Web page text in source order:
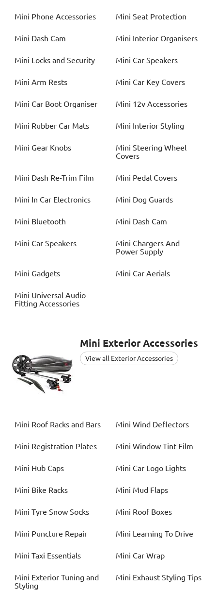
Mini Phone Accessories Mini Seat Protection
Mini Dash Cam Mini Interior Organisers
Mini Locks and Security Mini Car Speakers
Mini Arm Rests Mini Car Key Covers
Mini Car Boot Organiser Mini 12v Accessories
Mini Rubber Car Mats Mini Interior Styling
Mini Gear Knobs Mini Steering Wheel
Covers
Mini Dash Re-Trim Film Mini Pedal Covers
Mini In Car Electronics Mini Dog Guards
Mini Bluetooth Mini Dash Cam
Mini Car Speakers Mini Chargers And
Power Supply
Mini Gadgets Mini Car Aerials
Mini Universal Audio
Fitting Accessories
Mini Exterior Accessories
View all Exterior Accessories
Mini Roof Racks and Bars Mini Wind Deflectors
Mini Registration Plates Mini Window Tint Film
Mini Hub Caps Mini Car Logo Lights
Mini Bike Racks Mini Mud Flaps
Mini Tyre Snow Socks Mini Roof Boxes
Mini Puncture Repair Mini Learning To Drive
Mini Taxi Essentials Mini Car Wrap
Mini Exterior Tuning and
Styling
Mini Exhaust Styling Tips